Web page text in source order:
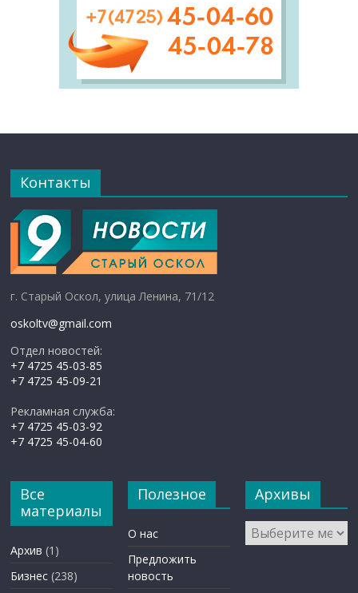
Контакты
г. Старый Оскол, улица Ленина, 71/12
oskoltv@gmail.com
Отдел новостей:
+7 4725 45-03-85
+7 4725 45-09-21
Рекламная служба:
+7 4725 45-03-92
+7 4725 45-04-60
Все
материалы
Архив (1)
Бизнес (238)
Полезное
О нас
Предложить
новость
Архивы
Архивы